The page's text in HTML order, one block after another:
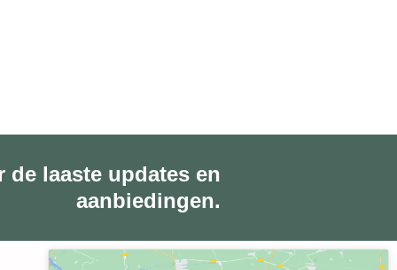
laaste updates en
aanbiedingen.